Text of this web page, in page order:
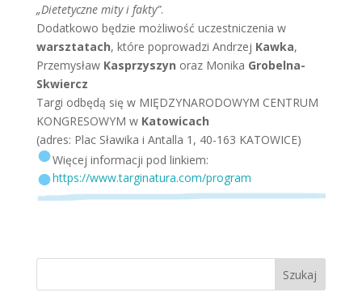
„Dietetyczne mity i fakty”.
Dodatkowo będzie możliwość uczestniczenia w
warsztatach, które poprowadzi Andrzej Kawka,
Przemysław Kasprzyszyn oraz Monika Grobelna-
Skwiercz
Targi odbędą się w MIĘDZYNARODOWYM CENTRUM
KONGRESOWYM wKatowicach
(adres: Plac Sławika i Antalla 1, 40-163 KATOWICE)
Więcej informacji pod linkiem:
https://www.targinatura.com/program